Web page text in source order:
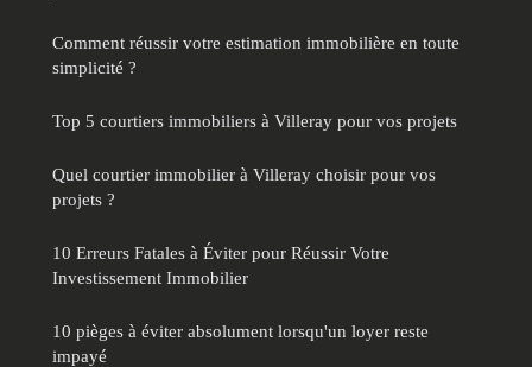
Comment réussir votre estimation immobilière en toute
simplicité ?
Top 5 courtiers immobiliers à Villeray pour vos projets
Quel courtier immobilier à Villeray choisir pour vos
projets ?
10 Erreurs Fatales à Éviter pour Réussir Votre
Investissement Immobilier
10 pièges à éviter absolument lorsqu'un loyer reste
impayé